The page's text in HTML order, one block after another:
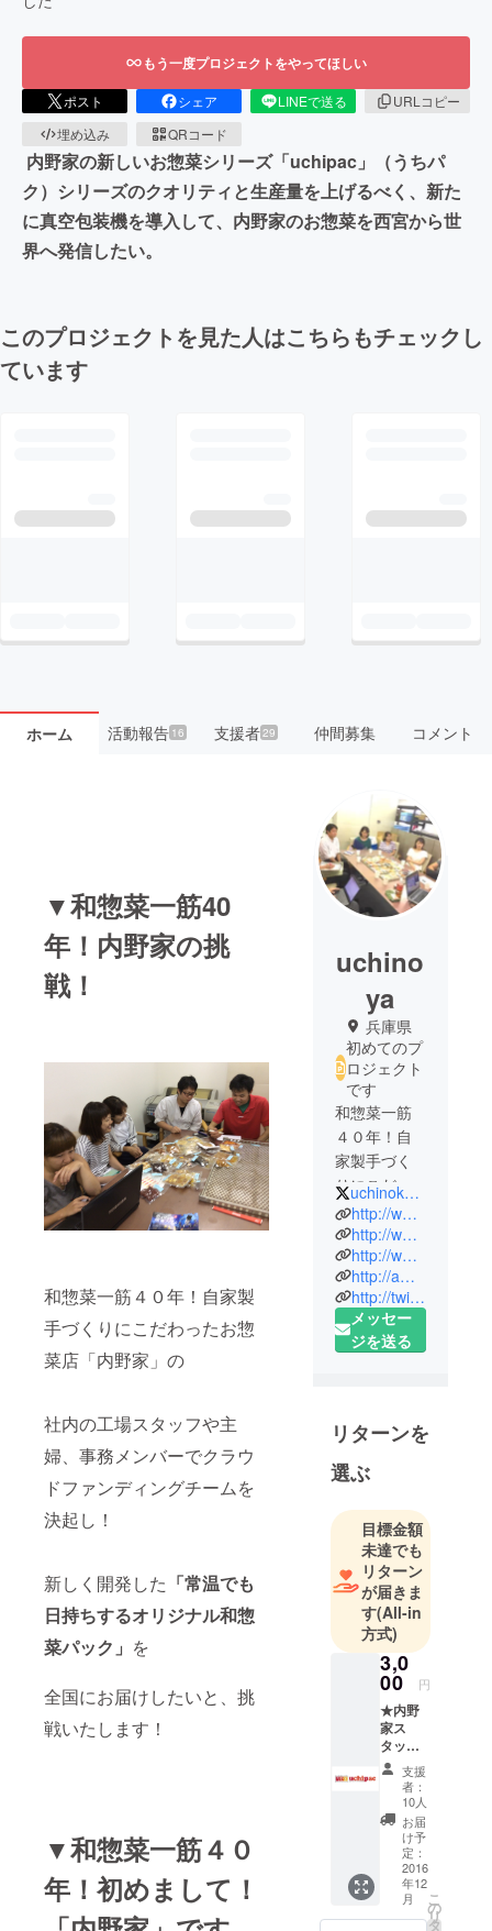
もう一度プロジェクトをやってほしい
ポスト シェア LINEで送る
URLコピー
埋め込み
QRコード
内野家の新しいお惣菜シリーズ「uchipac」（うちパ
ク）シリーズのクオリティと生産量を上げるべく、新た
に真空包装機を導入して、内野家のお惣菜を西宮から世
界へ発信したい。
このプロジェクトを見た人はこちらもチェックし
ています
ホーム 活動報告16 支援者29 仲間募集 コメント
▼和惣菜一筋40
年！内野家の挑
戦！
和惣菜一筋４０年！自家製
手づくりにこだわったお惣
菜店「内野家」の
社内の工場スタッフや主
婦、事務メンバーでクラウ
ドファンディングチームを
決起し！
新しく開発した 「常温でも
日持ちするオリジナル和惣
菜パック」 を
全国にお届けしたいと、挑
戦いたします！
▼和惣菜一筋４０
年！初めまして！
uchino
ya
兵庫県
初めてのプ
ロジェクト
です
和惣菜一筋
４０年！自
家製手づく
りにこだ
わったお惣
菜店「内野
家」の 社内
の工場ス
タッフや主
婦、事務メ
ンバーでク
チームを決
起し！ 新し
く開発した
日持ちする
オリジナル
和惣菜滅菌
パック」を
全国にお届
けしたい
と、挑戦い
たします！
uchinokorokke
http://www.uchinoya.com/
http://www.facebook.com/uchinoya/
http://www.facebook.com/uchinokorokke/
http://ameblo.jp/uchinokorokke/
http://twitter.com/uchinokorokke
メッセー
ジを送る
リターンを
選ぶ
目標金額
未達でも
リターン
が届きま
す(All-in
方式)
3,0
00 円
★内野
家ス
タッフ
より、
お礼の
手紙。
★『uch
ipac』5
種セッ
ト。 下
記の中
からお
好きな
支援
者：
10人
お届
け予
定：
2016
年12
月
こ
の
リ
タ